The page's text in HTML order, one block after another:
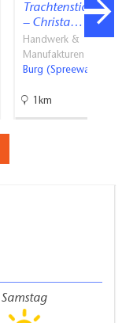
Trachtenstickerei
– Christa…
Handwerk &
Manufakturen
Burg (Spreewald)
1km
Samstag